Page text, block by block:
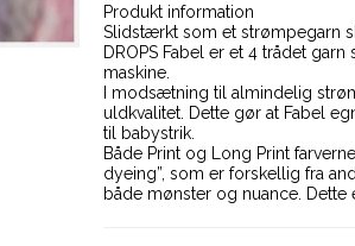
Produkt information
Slidstærkt som et strømpegarn
DROPS Fabel er et 4 trådet
maskine.
I modsætning til almindelig
uldkvalitet. Dette gør at Fabel
til babystrik.
Både Print og Long Print
dyeing”, som er forskellig fra
både mønster og nuance. Dette